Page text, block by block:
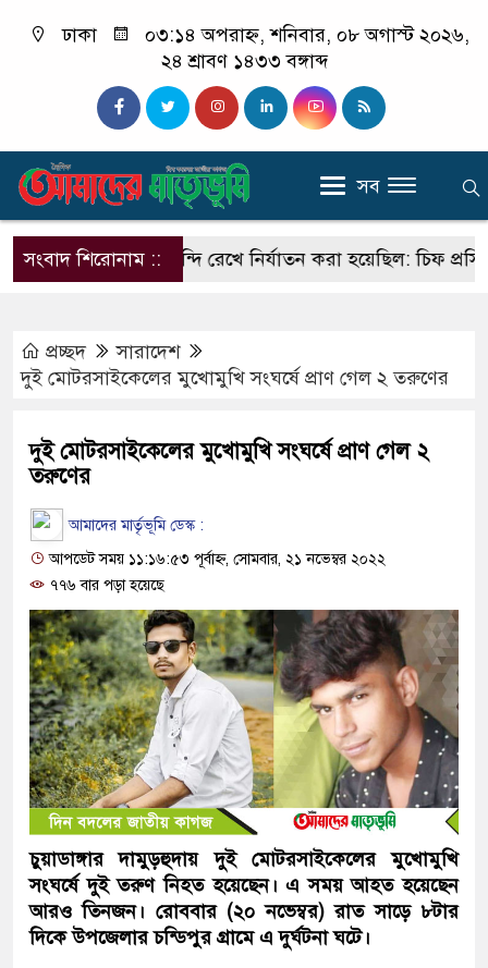
ঢাকা
০৩:১৪ অপরাহ্ন, শনিবার, ০৮ অগাস্ট ২০২৬,
২৪ শ্রাবণ ১৪৩৩ বঙ্গাব্দ
সব
সংবাদ শিরোনাম ::
সেলে বন্দি রেখে নির্যাতন করা হয়েছিল: চিফ
প্রচ্ছদ
সারাদেশ
দুই মোটরসাইকেলের মুখোমুখি সংঘর্ষে প্রাণ গেল ২ তরুণের
দুই মোটরসাইকেলের মুখোমুখি সংঘর্ষে প্রাণ গেল ২
তরুণের
আমাদের মার্তৃভূমি ডেস্ক :
আপডেট সময় ১১:১৬:৫৩ পূর্বাহ্ন, সোমবার, ২১ নভেম্বর ২০২২
৭৭৬ বার পড়া হয়েছে
চুয়াডাঙ্গার দামুড়হুদায় দুই মোটরসাইকেলের মুখোমুখি
সংঘর্ষে দুই তরুণ নিহত হয়েছেন। এ সময় আহত হয়েছেন
আরও তিনজন। রোববার (২০ নভেম্বর) রাত সাড়ে ৮টার
দিকে উপজেলার চন্ডিপুর গ্রামে এ দুর্ঘটনা ঘটে।